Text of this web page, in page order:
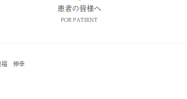
患者の皆様へ
FOR PATIENT
福 伸幸